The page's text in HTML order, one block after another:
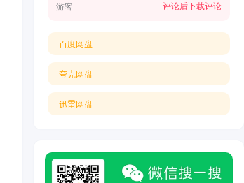
游客 评论后下载评论
百度网盘
夸克网盘
迅雷网盘